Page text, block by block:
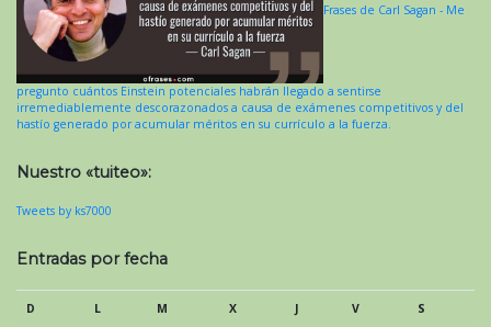
Frases de Carl Sagan - Me
pregunto cuántos Einstein potenciales habrán llegado a sentirse
irremediablemente descorazonados a causa de exámenes competitivos y del
hastío generado por acumular méritos en su currículo a la fuerza.
Nuestro «tuiteo»:
Tweets by ks7000
Entradas por fecha
D L M X J V
S